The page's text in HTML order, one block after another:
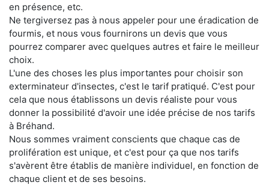
en présence, etc.
Ne tergiversez pas à nous appeler pour une éradication de
fourmis, et nous vous fournirons un devis que vous
pourrez comparer avec quelques autres et faire le meilleur
choix.
L'une des choses les plus importantes pour choisir son
exterminateur d'insectes, c'est le tarif pratiqué. C'est pour
cela que nous établissons un devis réaliste pour vous
donner la possibilité d'avoir une idée précise de nos tarifs
à Bréhand.
Nous sommes vraiment conscients que chaque cas de
prolifération est unique, et c'est pour ça que nos tarifs
s'avèrent être établis de manière individuel, en fonction de
chaque client et de ses besoins.